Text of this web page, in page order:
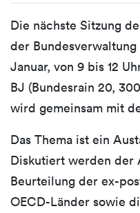
Die nächste Sitzung
der
Januar, von 9 bis 12
BJ (Bundesrain 20,
wird gemeinsam mit
Das Thema ist ein
Diskutiert werden der
Beurteilung der ex-
OECD-Länder sowie